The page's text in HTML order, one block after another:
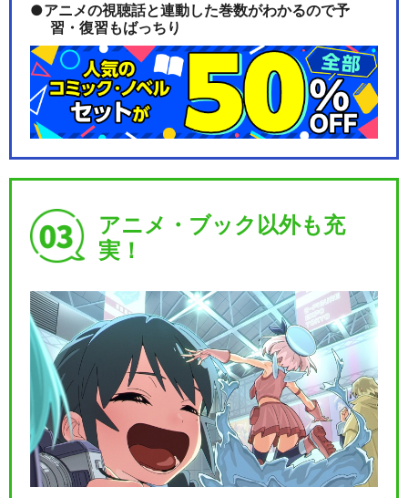
アニメの視聴話と連動した巻数がわかるので予
習・復習もばっちり
アニメ・ブック以外も充
実！